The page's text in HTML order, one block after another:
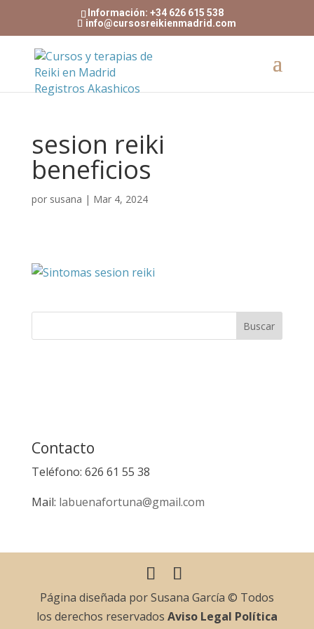
Información: +34 626 615 538
info@cursosreikienmadrid.com
sesion reiki
beneficios
por susana | Mar 4, 2024
Contacto
Teléfono: 626 61 55 38
Mail: labuenafortuna@gmail.com
Página diseñada por Susana García © Todos
los derechos reservados Aviso Legal Política